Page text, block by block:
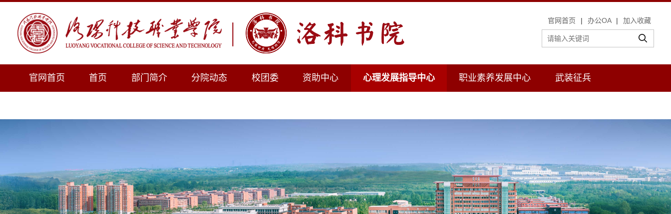
官网首页 | 办公OA | 加入收藏
官网首页 首页 部门简介 分院动态 校团委 资助中心 心理发展指导中心 职业素养发展中心 武装征兵